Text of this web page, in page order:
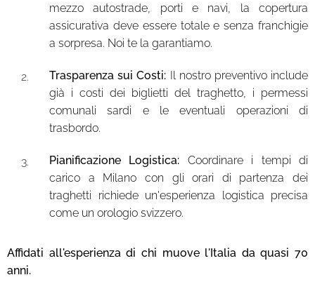
mezzo autostrade, porti e navi, la copertura
assicurativa deve essere totale e senza franchigie
a sorpresa. Noi te la garantiamo.
Trasparenza sui Costi: Il nostro preventivo include
già i costi dei biglietti del traghetto, i permessi
comunali sardi e le eventuali operazioni di
trasbordo.
Pianificazione Logistica: Coordinare i tempi di
carico a Milano con gli orari di partenza dei
traghetti richiede un'esperienza logistica precisa
come un orologio svizzero.
Affidati all'esperienza di chi muove l'Italia da quasi 70
anni.